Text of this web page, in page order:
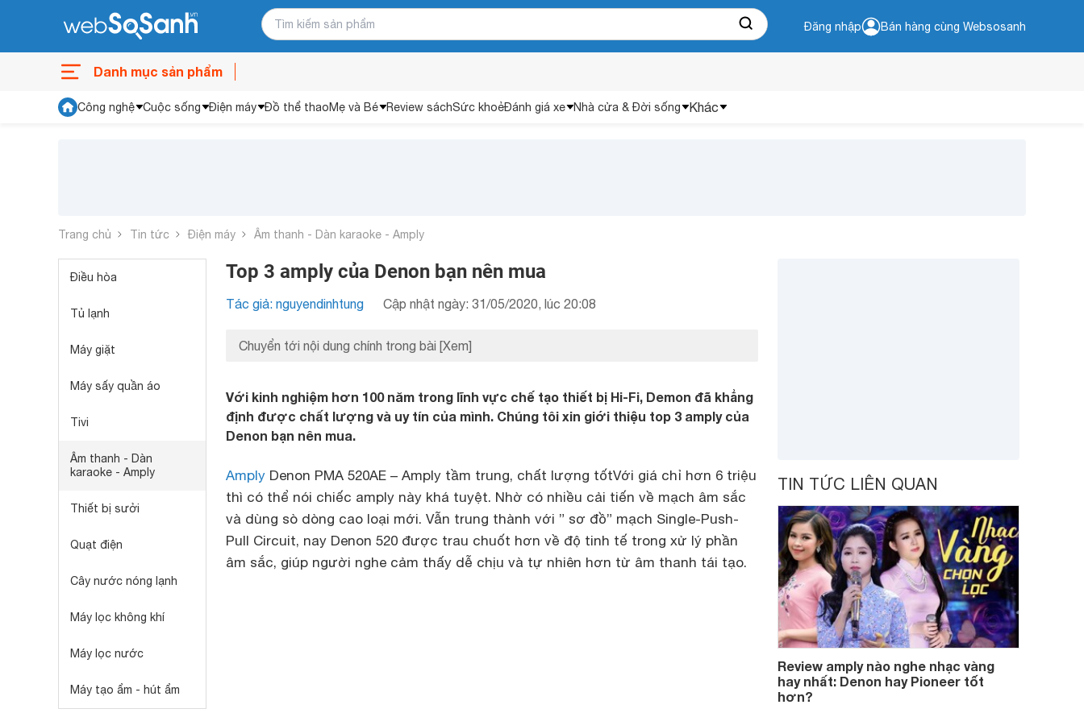
Đăng nhập Bán hàng cùng Websosanh
Danh mục sản phẩm
Công nghệ Cuộc sống Điện máy Đồ thể thaoMẹ và Bé Review sáchSức khoẻĐánh giá xe Nhà cửa & Đời sống Khác
Trang chủ Tin tức Điện máy Âm thanh - Dàn karaoke - Amply
Điều hòa
Tủ lạnh
Máy giặt
Máy sấy quần áo
Tivi
Âm thanh - Dàn
karaoke - Amply
Thiết bị sưởi
Quạt điện
Cây nước nóng lạnh
Máy lọc không khí
Máy lọc nước
Máy tạo ẩm - hút ẩm
Top 3 amply của Denon bạn nên mua
Tác giả: nguyendinhtung Cập nhật ngày: 31/05/2020, lúc 20:08
Chuyển tới nội dung chính trong bài [Xem]
Với kinh nghiệm hơn 100 năm trong lĩnh vực chế tạo thiết bị Hi-Fi, Demon đã khẳng
định được chất lượng và uy tín của mình. Chúng tôi xin giới thiệu top 3 amply của
Denon bạn nên mua.
Amply Denon PMA 520AE – Amply tầm trung, chất lượng tốtVới giá chỉ hơn 6 triệu
thì có thể nói chiếc amply này khá tuyệt. Nhờ có nhiều cải tiến về mạch âm sắc
và dùng sò dòng cao loại mới. Vẫn trung thành với ” sơ đồ” mạch Single-Push-
Pull Circuit, nay Denon 520 được trau chuốt hơn về độ tinh tế trong xử lý phần
âm sắc, giúp người nghe cảm thấy dễ chịu và tự nhiên hơn từ âm thanh tái tạo.
TIN TỨC LIÊN QUAN
Review amply nào nghe nhạc vàng
hay nhất: Denon hay Pioneer tốt
hơn?